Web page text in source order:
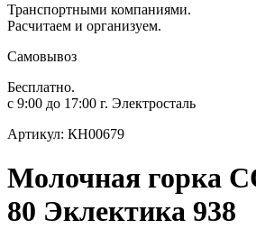
Транспортными компаниями.
Расчитаем и организуем.
Самовывоз
Бесплатно.
с 9:00 до 17:00 г. Электросталь
Артикул: КН00679
Молочная горка
80 Эклектика 938